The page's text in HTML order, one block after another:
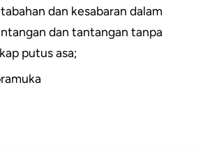
dan kesabaran dalam
dan tantangan tanpa
putus asa;